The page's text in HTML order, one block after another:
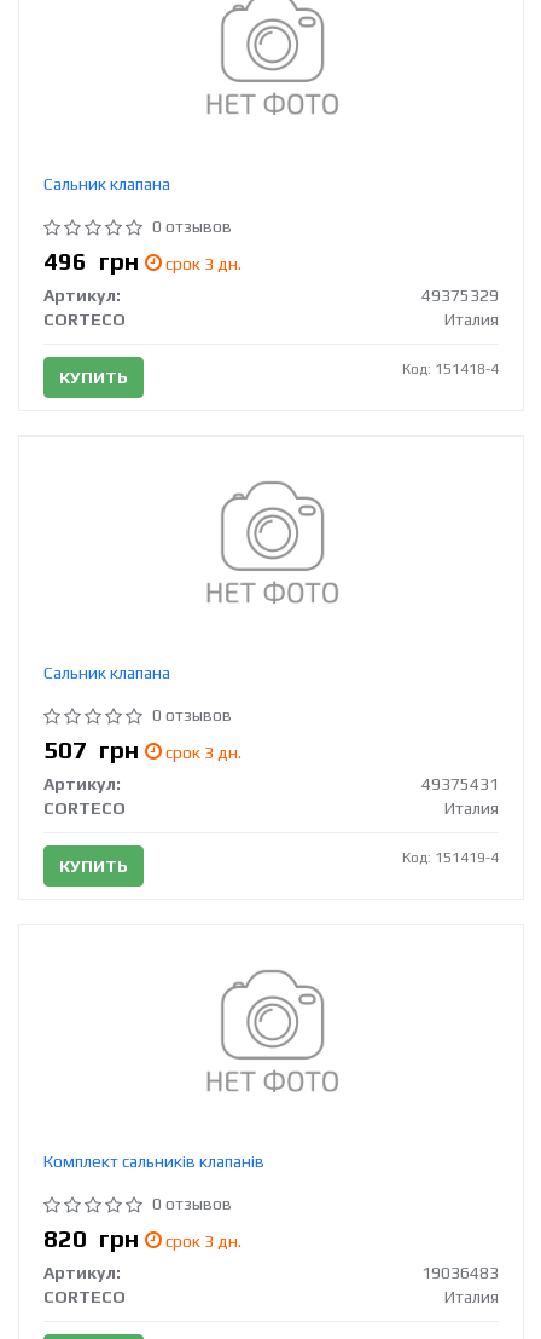
Сальник клапана
0 отзывов
496 грн
срок 3 дн.
Артикул:
49375329
CORTECO
Италия
КУПИТЬ Код: 151418-4
Сальник клапана
0 отзывов
507 грн
срок 3 дн.
Артикул:
49375431
CORTECO
Италия
КУПИТЬ Код: 151419-4
Комплект сальників клапанів
0 отзывов
820 грн
срок 3 дн.
Артикул:
19036483
CORTECO
Италия